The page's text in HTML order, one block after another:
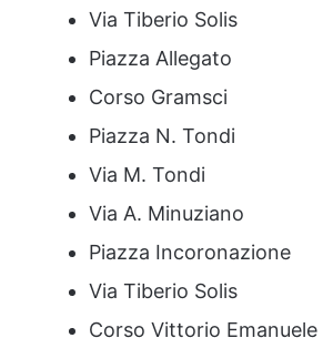
Via Tiberio Solis
Piazza Allegato
Corso Gramsci
Piazza N. Tondi
Via M. Tondi
Via A. Minuziano
Piazza Incoronazione
Via Tiberio Solis
Corso Vittorio Emanuele